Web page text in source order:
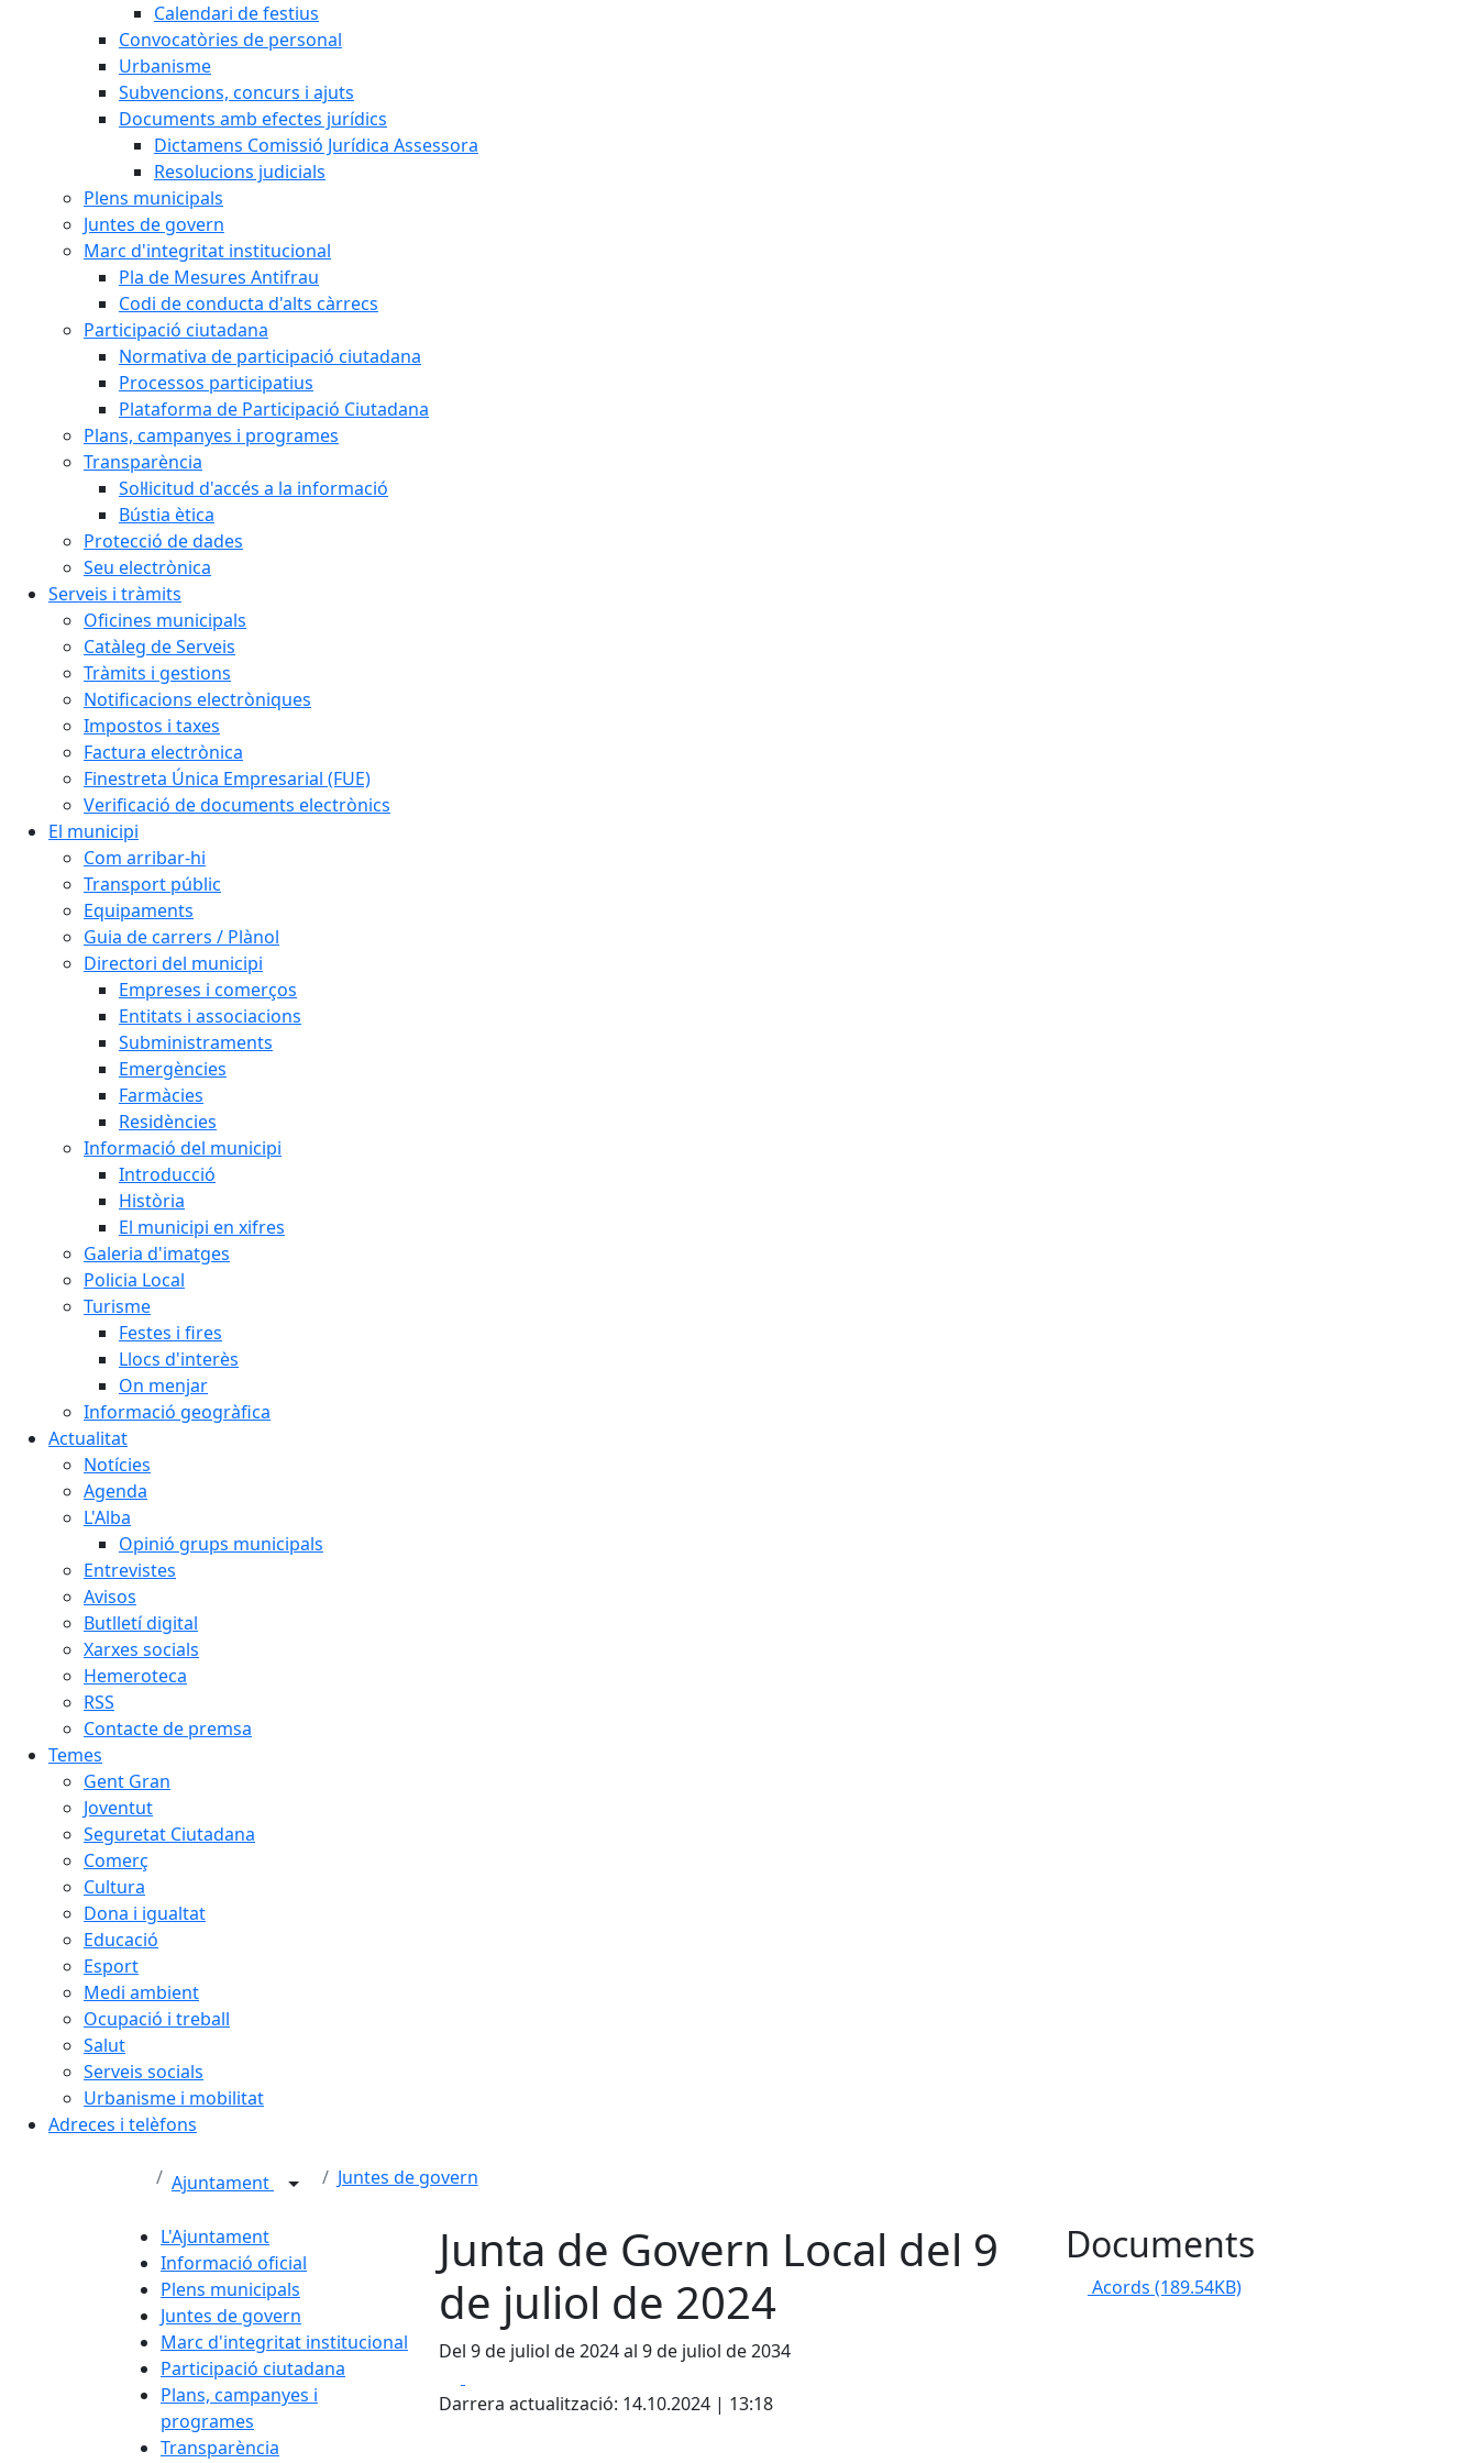
Calendari de festius
Convocatòries de personal
Urbanisme
Subvencions, concurs i ajuts
Documents amb efectes jurídics
Dictamens Comissió Jurídica Assessora
Resolucions judicials
Plens municipals
Juntes de govern
Marc d'integritat institucional
Pla de Mesures Antifrau
Codi de conducta d'alts càrrecs
Participació ciutadana
Normativa de participació ciutadana
Processos participatius
Plataforma de Participació Ciutadana
Plans, campanyes i programes
Transparència
Sol·licitud d'accés a la informació
Bústia ètica
Protecció de dades
Seu electrònica
Serveis i tràmits
Oficines municipals
Catàleg de Serveis
Tràmits i gestions
Notificacions electròniques
Impostos i taxes
Factura electrònica
Finestreta Única Empresarial (FUE)
Verificació de documents electrònics
El municipi
Com arribar-hi
Transport públic
Equipaments
Guia de carrers / Plànol
Directori del municipi
Empreses i comerços
Entitats i associacions
Subministraments
Emergències
Farmàcies
Residències
Informació del municipi
Introducció
Història
El municipi en xifres
Galeria d'imatges
Policia Local
Turisme
Festes i fires
Llocs d'interès
On menjar
Informació geogràfica
Actualitat
Notícies
Agenda
L'Alba
Opinió grups municipals
Entrevistes
Avisos
Butlletí digital
Xarxes socials
Hemeroteca
RSS
Contacte de premsa
Temes
Gent Gran
Joventut
Seguretat Ciutadana
Comerç
Cultura
Dona i igualtat
Educació
Esport
Medi ambient
Ocupació i treball
Salut
Serveis socials
Urbanisme i mobilitat
Adreces i telèfons
Ajuntament Juntes de govern
L'Ajuntament
Informació oficial
Plens municipals
Juntes de govern
Marc d'integritat institucional
Participació ciutadana
Plans, campanyes i
programes
Transparència
Junta de Govern Local del 9
de juliol de 2024
Del 9 de juliol de 2024 al 9 de juliol de 2034
Darrera actualització: 14.10.2024 | 13:18
Documents
Acords (189.54KB)